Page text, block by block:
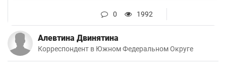
0 1992
Алевтина Двинятина
Корреспондент в Южном Федеральном Округе